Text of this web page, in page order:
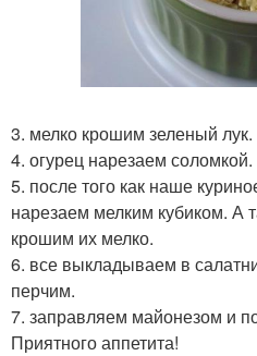
3. мелко крошим зеленый лук.
4. огурец нарезаем соломкой.
5. после того как наше
нарезаем мелким кубиком. А
крошим их мелко.
6. все выкладываем в
перчим.
7. заправляем майонезом и
Приятного аппетита!